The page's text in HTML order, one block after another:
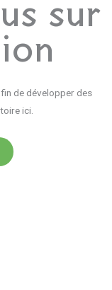
sur
de développer des
ici.